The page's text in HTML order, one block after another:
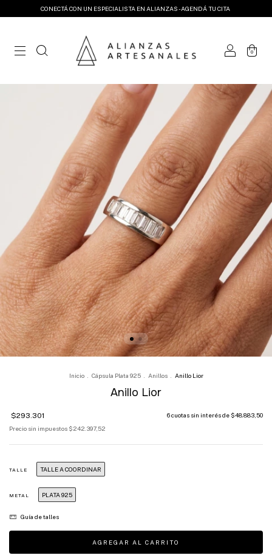
CONECTÁ CON UN ESPECIALISTA EN ALIANZAS - AGENDÁ TU CITA
0
Inicio Cápsula Plata 925 Anillos Anillo Lior
Anillo Lior
$293.301 6cuotas sin interés de $48.883,50
Precio sin impuestos $242.397,52
TALLE TALLE A COORDINAR
METAL PLATA 925
Guía de talles